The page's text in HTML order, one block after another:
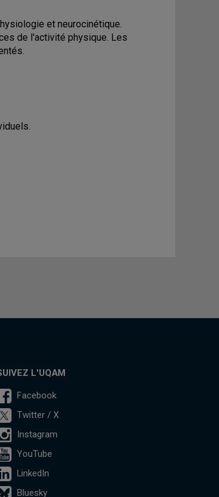
et neurocinétique.
de l'activité physique. Les
L'UQAM
Facebook
Twitter / X
Instagram
YouTube
LinkedIn
Bluesky